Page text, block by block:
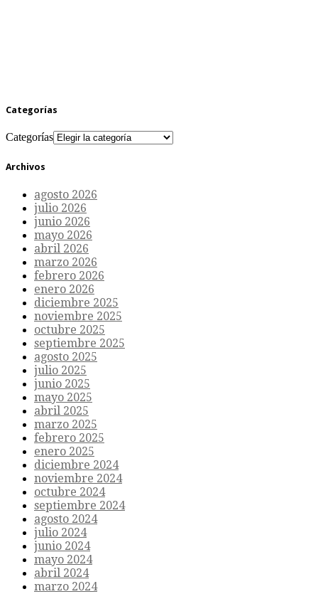
Categorías
Categorías
Archivos
agosto 2026
julio 2026
junio 2026
mayo 2026
abril 2026
marzo 2026
febrero 2026
enero 2026
diciembre 2025
noviembre 2025
octubre 2025
septiembre 2025
agosto 2025
julio 2025
junio 2025
mayo 2025
abril 2025
marzo 2025
febrero 2025
enero 2025
diciembre 2024
noviembre 2024
octubre 2024
septiembre 2024
agosto 2024
julio 2024
junio 2024
mayo 2024
abril 2024
marzo 2024